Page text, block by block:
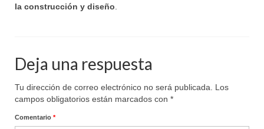
la construcción y diseño
Deja una respuesta
Tu dirección de correo electrónico no será publicada.
Los
campos obligatorios están marcados con *
Comentario *